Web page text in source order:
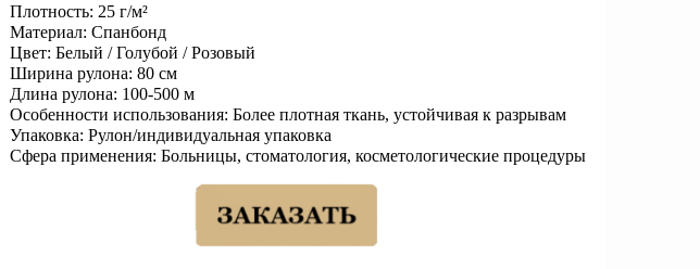
Плотность: 25 г/м²
Материал: Спанбонд
Цвет: Белый / Голубой / Розовый
Ширина рулона:80 см
Длина рулона: 100-500 м
Особенности использования: Более плотная ткань, устойчивая к разрывам
Упаковка: Рулон/индивидуальная упаковка
Сфера применения: Больницы, стоматология, косметологические процедуры